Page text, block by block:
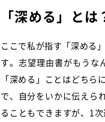
「深める」とは
ここで私が指す「深める
す。志望理由書がもうな
「深める」ことはどち
で、自分をいかに伝えら
ることもできますが、1